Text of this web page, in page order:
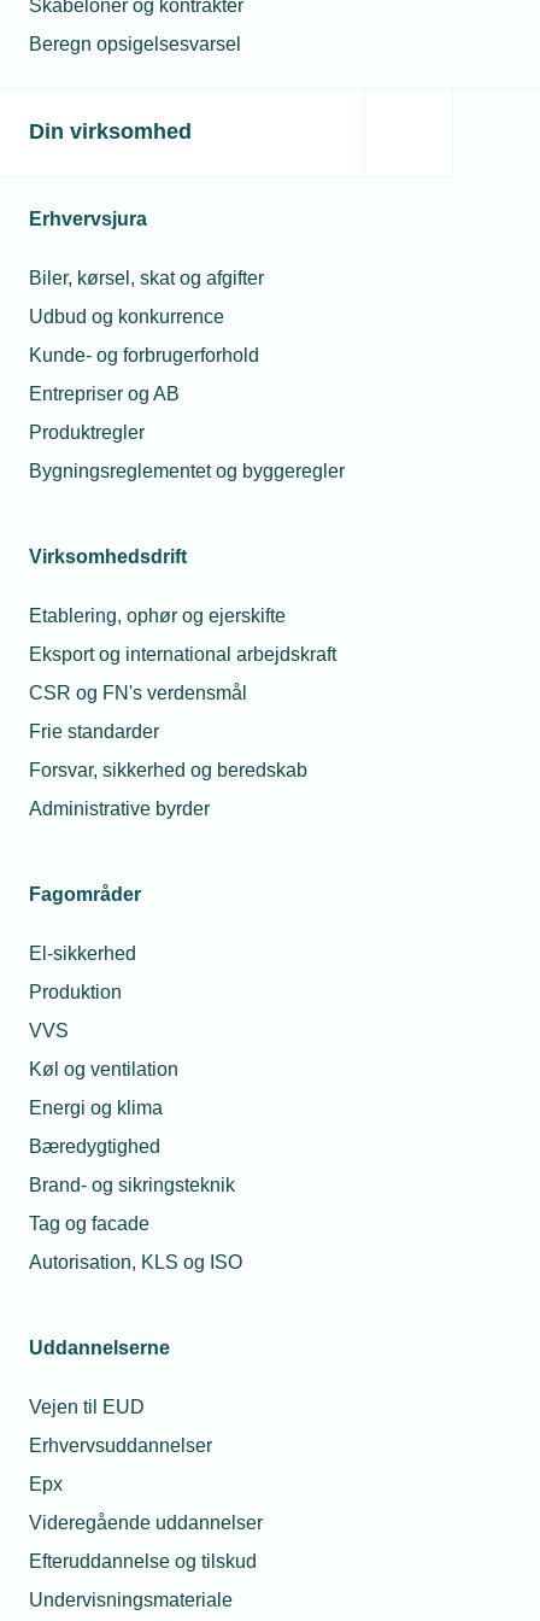
Skabeloner og kontrakter
Beregn opsigelsesvarsel
Din virksomhed
Erhvervsjura
Biler, kørsel, skat og afgifter
Udbud og konkurrence
Kunde- og forbrugerforhold
Entrepriser og AB
Produktregler
Bygningsreglementet og byggeregler
Virksomhedsdrift
Etablering, ophør og ejerskifte
Eksport og international arbejdskraft
CSR og FN's verdensmål
Frie standarder
Forsvar, sikkerhed og beredskab
Administrative byrder
Fagområder
El-sikkerhed
Produktion
VVS
Køl og ventilation
Energi og klima
Bæredygtighed
Brand- og sikringsteknik
Tag og facade
Autorisation, KLS og ISO
Uddannelserne
Vejen til EUD
Erhvervsuddannelser
Epx
Videregående uddannelser
Efteruddannelse og tilskud
Undervisningsmateriale
Forventninger til indsats og omfang af
Modul 1: Rollen som leder (fysisk fremmøde - 3
dage)
Ledelsesidentitet - fra medarbejder til leder
Ledelsesmæssig gennemslagskraft
Medarbejderledelse
Kommunikation og samarbejde
Modul 2: Regler og rammer (e-læring - 1
Personalejura
Overenskomstens rammer
Kontrakter og almindelige betingelser (AB-
Modul 3: Lederens værktøj (fysisk fremmøde - 2
Casetræning (Håndtering af personaleforhold,
mægling, overenskomst-spørgsmål og
kontraktforhandling)
svære samtaler
Forhandlingsteknik
Det personlige lederskab
Motivation og engagement
uddannelsen
Hvordan fastholder jeg min udvikling herfra?
Deltagerens udbytte
eller mindre erfarne leder på følgende områder: